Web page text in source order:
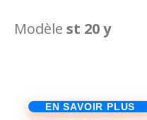
Modèle st 20 y
EN SAVOIR PLUS